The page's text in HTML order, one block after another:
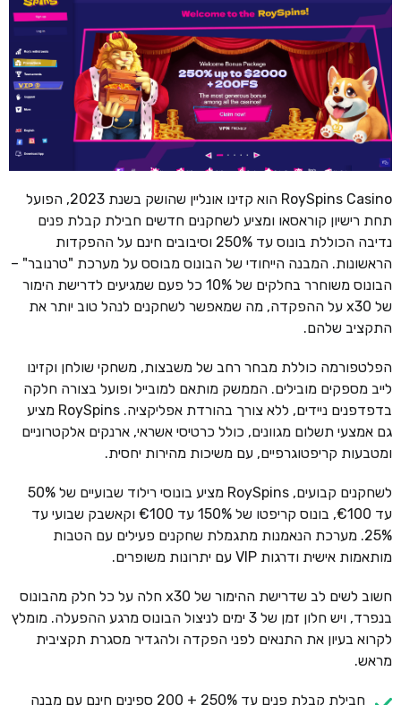
RoySpins Casino הוא קזינו אונליין שהושק בשנת 2023, הפועל
תחת רישיון קוראסאו ומציע לשחקנים חדשים חבילת קבלת פנים
נדיבה הכוללת בונוס עד 250% וסיבובים חינם על ההפקדות
הראשונות. המבנה הייחודי של הבונוס מבוסס על מערכת "טרנובר" –
הבונוס משוחרר בחלקים של 10% כל פעם שמגיעים לדרישת הימור
של x30 על ההפקדה, מה שמאפשר לשחקנים לנהל טוב יותר את
התקציב שלהם.
הפלטפורמה כוללת מבחר רחב של משבצות, משחקי שולחן וקזינו
לייב מספקים מובילים. הממשק מותאם למובייל ופועל בצורה חלקה
בדפדפנים ניידים, ללא צורך בהורדת אפליקציה. RoySpins מציע
גם אמצעי תשלום מגוונים, כולל כרטיסי אשראי, ארנקים אלקטרוניים
ומטבעות קריפטוגרפיים, עם משיכות מהירות יחסית.
לשחקנים קבועים, RoySpins מציע בונוסי רילוד שבועיים של 50%
עד €100, בונוס קריפטו של 150% עד €100 וקאשבק שבועי עד
25%. מערכת הנאמנות מתגמלת שחקנים פעילים עם הטבות
מותאמות אישית ודרגות VIP עם יתרונות משופרים.
חשוב לשים לב שדרישת ההימור של x30 חלה על כל חלק מהבונוס
בנפרד, ויש חלון זמן של 3 ימים לניצול הבונוס מרגע ההפעלה. מומלץ
לקרוא בעיון את התנאים לפני הפקדה ולהגדיר מסגרת תקציבית
מראש.
חבילת קבלת פנים עד 250% + 200 ספינים חינם עם מבנה